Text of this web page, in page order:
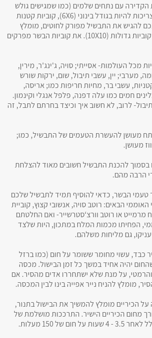
עם נתחים שלמים (כמו שמגישים גולש
למשל), קוביות הבשר צריכות להיות בגודל בינוני (6X6), קוביות קטנות
להגיש את התבשיל מפורק לחוטים, מומלץ
לבשל את התבשיל עם קוביות גדולות (10X10). את קוביות הבשר מפרקים
מכל העולמות- אסייתי; סויה, ג'ינג'ר, מירין,
מערבי; יין, עשבי תיבול, שום, ירקות שורש
עשבי בר, מחיות חריפות כמו; אריסה,
חמים כמו עלה דפנה, פלפל אנגלי וקינמון.
לרוב, לא חשוב איך וכיצד בחרתם לתבל, זה
מעושן להעשרת הטעמים של התבשיל, כמו;
מעושן.
בסמוך להכנת התבשיל חשובים מאוד להצלחת
הרבה מהם.
הבשר, כדאי להוסיף תמיד לתבשיל שלכם
הבאים: רוטב סויה, אנשובי קצוץ, קוביית
או רוטב וורצ‘סטרשייר- ואם החלטתם
הפחיתו מכמות המלח במתכון, היות שלצד
גם מליחות משלהם.
כבד, עשוי מחומר ששומר על חום (כמו ברזל
יהיה אחיד במשך כל זמן הבישול. מכסה
על מנת שלא ישתחררו אדים מהסיר. אם
מומלץ להניח נייר אפייה בינו לבין המכסה.
הכיריים מומלץ להמשיך את הבישול בתנור,
מחום הכיריים הישיר. התרככות מושלמת של
של 150 מעלות.